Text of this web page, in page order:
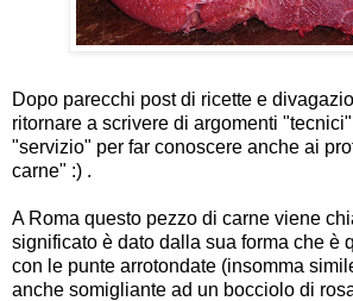
Dopo parecchi post di ricette e
ritornare a scrivere di argomenti
"servizio" per far conoscere anche ai
carne" :) .
A Roma questo pezzo di carne viene
significato è dato dalla sua forma che è
con le punte arrotondate (insomma
anche somigliante ad un bocciolo di